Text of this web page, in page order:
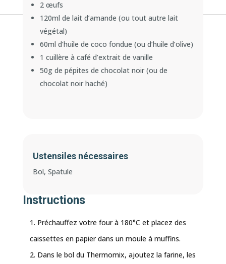
2 œufs
120ml de lait d’amande (ou tout autre lait
végétal)
60ml d’huile de coco fondue (ou d’huile d’olive)
1 cuillère à café d’extrait de vanille
50g de pépites de chocolat noir (ou de
chocolat noir haché)
Ustensiles nécessaires
Bol, Spatule
Instructions
Préchauffez votre four à 180°C et placez des
caissettes en papier dans un moule à muffins.
Dans le bol du Thermomix, ajoutez la farine, les